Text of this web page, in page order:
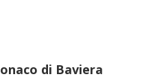
di Baviera